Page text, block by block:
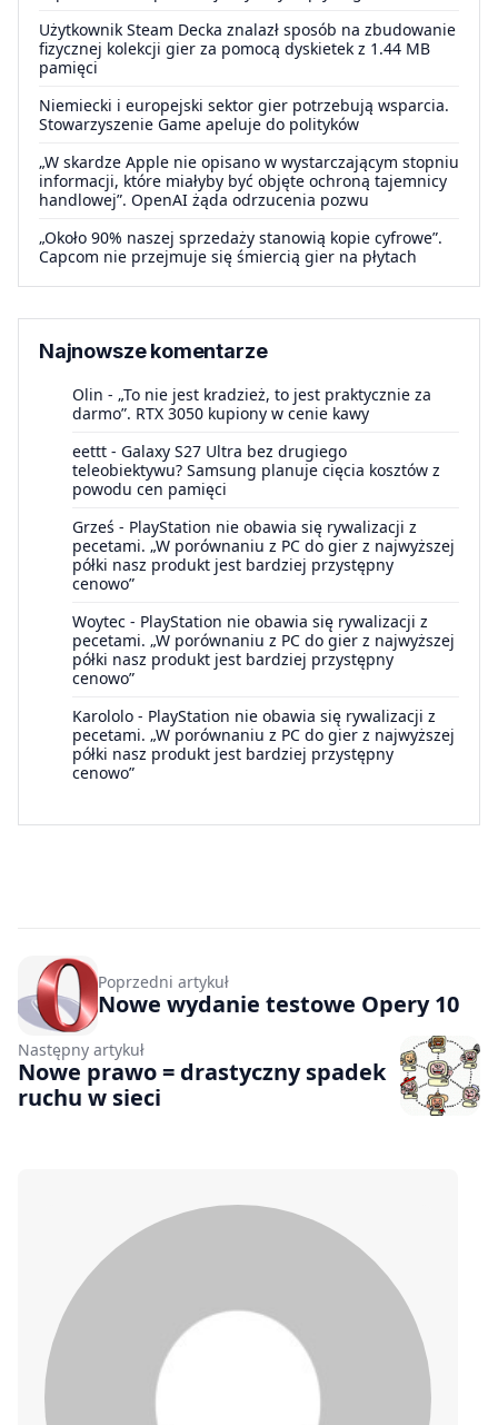
Użytkownik Steam Decka znalazł sposób na zbudowanie
fizycznej kolekcji gier za pomocą dyskietek z 1.44 MB
pamięci
Niemiecki i europejski sektor gier potrzebują wsparcia.
Stowarzyszenie Game apeluje do polityków
„W skardze Apple nie opisano w wystarczającym stopniu
informacji, które miałyby być objęte ochroną tajemnicy
handlowej”. OpenAI żąda odrzucenia pozwu
„Około 90% naszej sprzedaży stanowią kopie cyfrowe”.
Capcom nie przejmuje się śmiercią gier na płytach
Najnowsze komentarze
Olin - „To nie jest kradzież, to jest praktycznie za
darmo”. RTX 3050 kupiony w cenie kawy
eettt - Galaxy S27 Ultra bez drugiego
teleobiektywu? Samsung planuje cięcia kosztów z
powodu cen pamięci
Grześ - PlayStation nie obawia się rywalizacji z
pecetami. „W porównaniu z PC do gier z najwyższej
półki nasz produkt jest bardziej przystępny
cenowo”
Woytec - PlayStation nie obawia się rywalizacji z
pecetami. „W porównaniu z PC do gier z najwyższej
półki nasz produkt jest bardziej przystępny
cenowo”
Karololo - PlayStation nie obawia się rywalizacji z
pecetami. „W porównaniu z PC do gier z najwyższej
półki nasz produkt jest bardziej przystępny
cenowo”
Poprzedni artykuł
Nowe wydanie testowe Opery 10
Następny artykuł
Nowe prawo = drastyczny spadek
ruchu w sieci